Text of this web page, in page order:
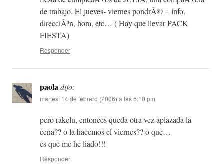
de trabajo. El jueves- viernes pondrÃ© + info,
direcciÃ³n, hora, etc… ( Hay que llevar PACK
FIESTA)
Responder
paoladijo:
martes, 14 de febrero (2006) a las 5:10 pm
pero rakelu, entonces queda otra vez aplazada la
cena?? o la hacemos el viernes?? o que…
es que me he liado!!!
Responder